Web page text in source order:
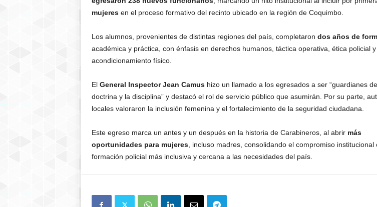
mujeresen el proceso formativo del recinto ubicado en la región de Coquimbo.
Los alumnos, provenientes de distintas regiones del país, completaron dos años de
académica y práctica, con énfasis en derechos humanos, táctica operativa, ética policial y
acondicionamiento físico.
El General Inspector Jean Camushizo un llamado a los egresados a ser “guardianes
doctrina y la disciplina” y destacó el rol de servicio público que asumirán. Por su parte,
locales valoraron la inclusión femenina y el fortalecimiento de la seguridad ciudadana.
Este egreso marca un antes y un después en la historia de Carabineros, al abrir más
oportunidades para mujeres, incluso madres, consolidando el compromiso institucional
formación policial más inclusiva y cercana a las necesidades del país.